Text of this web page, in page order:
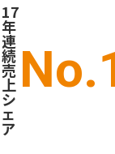
17
年
連
続
売
上
シ
ェ
ア